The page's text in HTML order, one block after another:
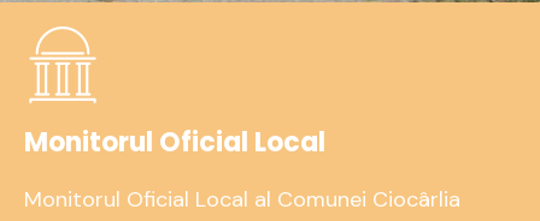
Monitorul Oficial Local
Monitorul Oficial Local al Comunei Ciocârlia